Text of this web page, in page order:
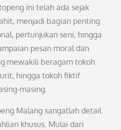
ini telah ada sejak
menjadi bagian penting
pertunjukan seni, hingga
pesan moral dan
mewakili beragam tokoh
hingga tokoh fiktif
masing.
Malang sangatlah detail
khusus. Mulai dari